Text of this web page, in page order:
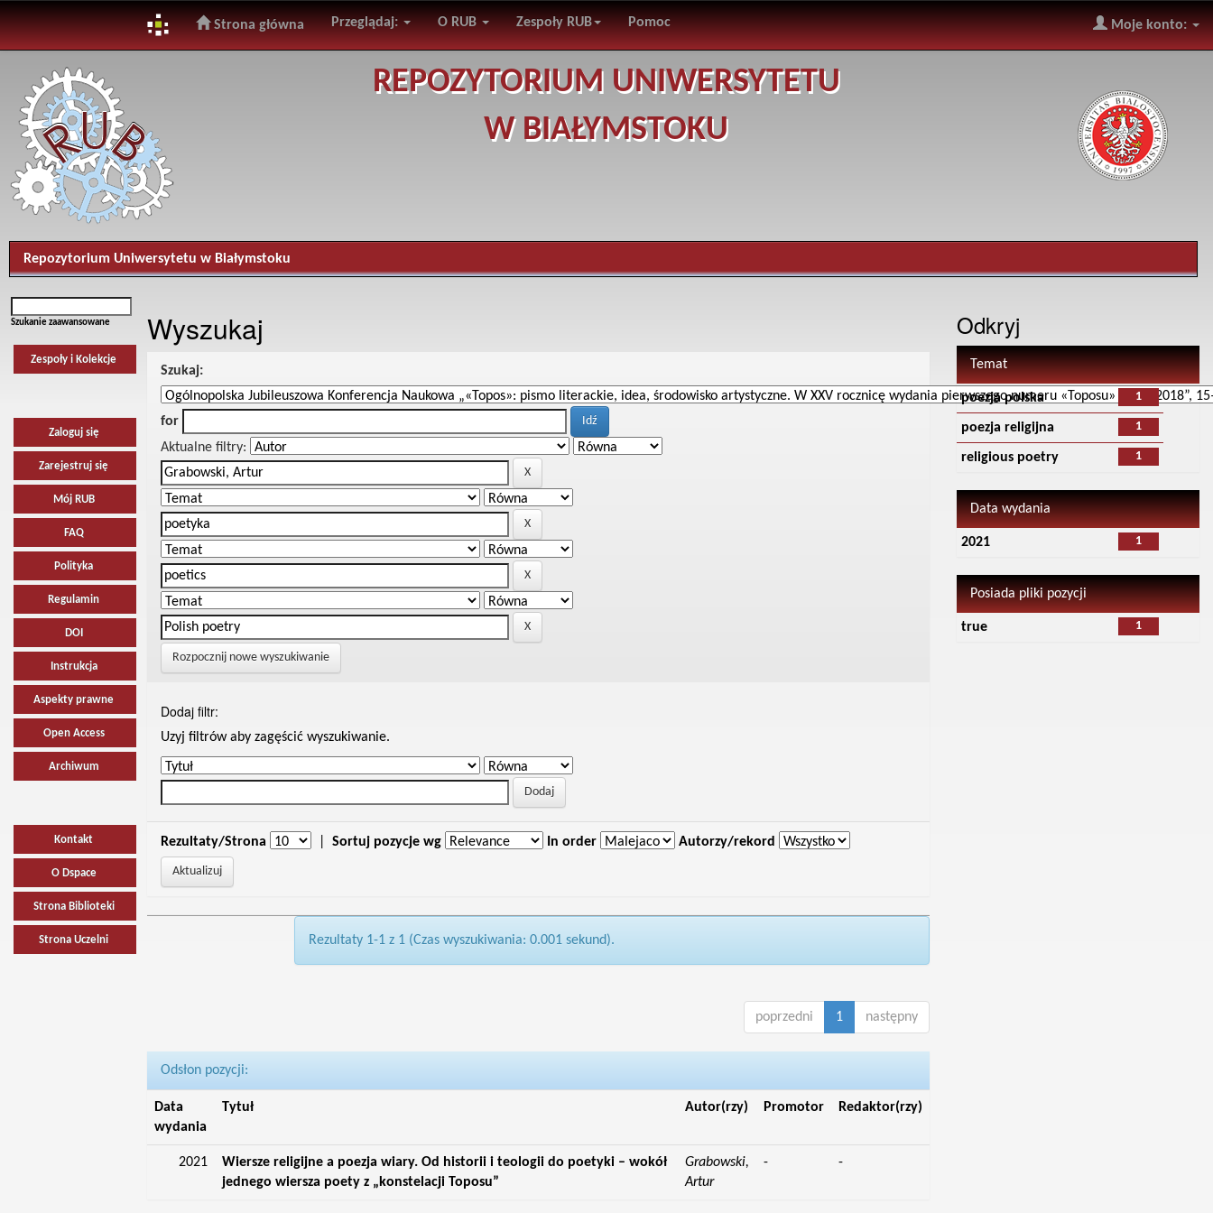
navigation
Strona główna Przeglądaj: O RUB Zespoły RUB Pomoc Moje konto:
REPOZYTORIUM UNIWERSYTETU
W BIAŁYMSTOKU
Repozytorium Uniwersytetu w Białymstoku
Szukanie zaawansowane
Zespoły i Kolekcje
Zaloguj się
Zarejestruj się
Mój RUB
FAQ
Polityka
Regulamin
DOI
Instrukcja
Aspekty prawne
Open Access
Archiwum
Kontakt
O Dspace
Strona Biblioteki
Strona Uczelni
Wyszukaj
Szukaj:
for
Aktualne filtry:
Rozpocznij nowe wyszukiwanie
Dodaj filtr:
Uzyj filtrów aby zagęścić wyszukiwanie.
Rezultaty/Strona Sortuj pozycje wg In order Autorzy/rekord
Rezultaty 1-1 z 1 (Czas wyszukiwania: 0.001 sekund).
poprzedni 1 następny
Odsłon pozycji:
Data
wydania
Tytuł Autor(rzy) Promotor Redaktor(rzy)
2021
Wiersze religijne a poezja wiary. Od historii i teologii do poetyki – wokół
jednego wiersza poety z „konstelacji Toposu”
Grabowski,
Artur
- -
Odkryj
Temat
1
poezja polska
1
poezja religijna
1
religious poetry
Data wydania
1
2021
Posiada pliki pozycji
1
true